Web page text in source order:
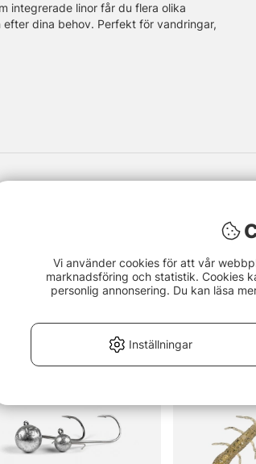
integrerade linor får du flera olika
dina behov. Perfekt för vandringar,
Vi använder cookies för att vår
marknadsföring och statistik. Cookies
personlig annonsering. Du kan läsa
Inställningar